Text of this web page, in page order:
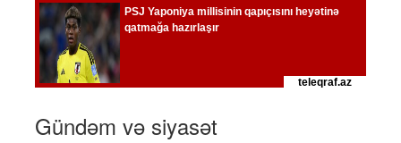
Gündəm və siyasət